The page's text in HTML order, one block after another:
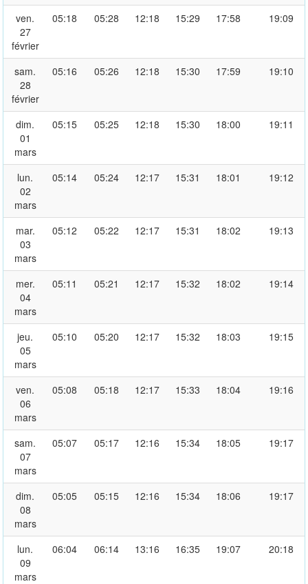
ven.
27
février
05:18 05:28 12:18 15:29 17:58 19:09
sam.
28
février
05:16 05:26 12:18 15:30 17:59 19:10
dim.
01
mars
05:15 05:25 12:18 15:30 18:00 19:11
lun.
02
mars
05:14 05:24 12:17 15:31 18:01 19:12
mar.
03
mars
05:12 05:22 12:17 15:31 18:02 19:13
mer.
04
mars
05:11 05:21 12:17 15:32 18:02 19:14
jeu.
05
mars
05:10 05:20 12:17 15:32 18:03 19:15
ven.
06
mars
05:08 05:18 12:17 15:33 18:04 19:16
sam.
07
mars
05:07 05:17 12:16 15:34 18:05 19:17
dim.
08
mars
05:05 05:15 12:16 15:34 18:06 19:17
lun.
09
mars
06:04 06:14 13:16 16:35 19:07 20:18